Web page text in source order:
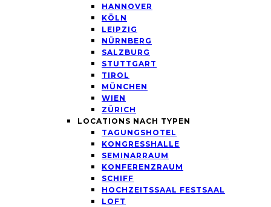
HANNOVER
KÖLN
LEIPZIG
NÜRNBERG
SALZBURG
STUTTGART
TIROL
MÜNCHEN
WIEN
ZÜRICH
LOCATIONS NACH TYPEN
TAGUNGSHOTEL
KONGRESSHALLE
SEMINARRAUM
KONFERENZRAUM
SCHIFF
HOCHZEITSSAAL FESTSAAL
LOFT